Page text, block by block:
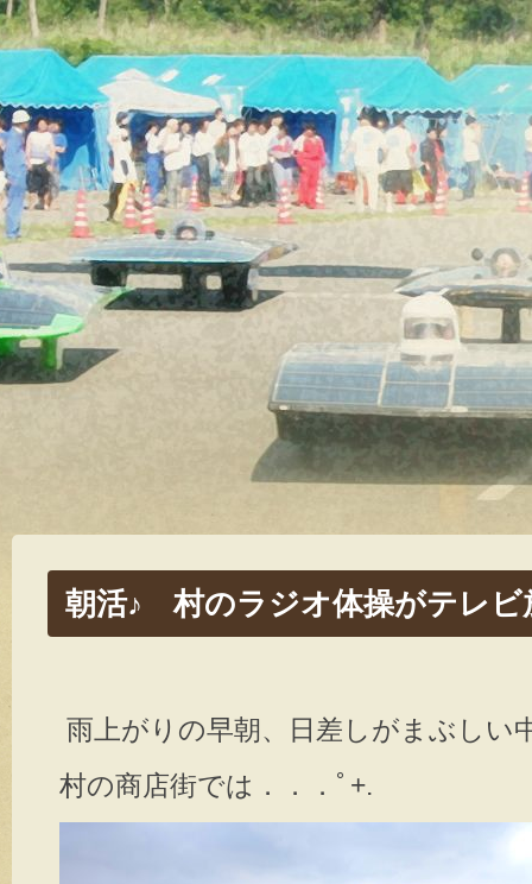
朝活♪ 村のラジオ体操がテレビ
雨上がりの早朝、日差しがまぶしい
村の商店街では．．．ﾟ+.